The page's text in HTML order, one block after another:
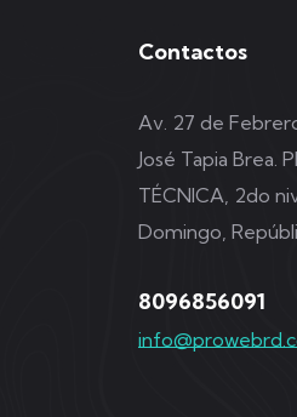
Contactos
Av. 27 de
José Tapia Brea.
TÉCNICA, 2do
Domingo,
8096856091